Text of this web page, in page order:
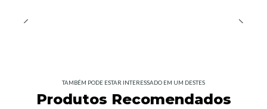
TAMBÉM PODE ESTAR INTERESSADO EM UM DESTES
Produtos Recomendados